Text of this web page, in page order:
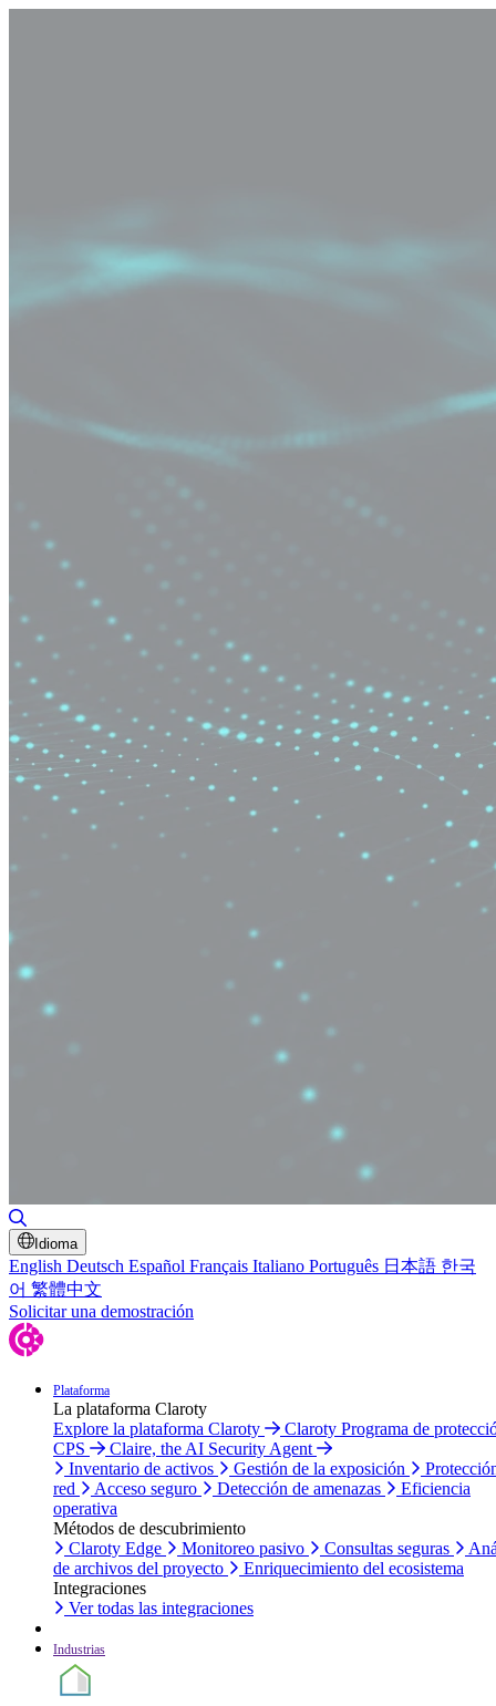
Idioma
English Deutsch Español Français Italiano Português 日本語 한국
어 繁體中文
Solicitar una demostración
Plataforma
La plataforma Claroty
Explore la plataforma Claroty
Claroty Programa de
CPS
Claire, the AI Security Agent
Inventario de activos
Gestión de la exposición
red
Acceso seguro Detección de amenazas
Eficiencia
operativa
Métodos de descubrimiento
Claroty Edge
Monitoreo pasivo Consultas seguras
de archivos del proyecto
Enriquecimiento del ecosistema
Integraciones
Ver todas las integraciones
Industrias